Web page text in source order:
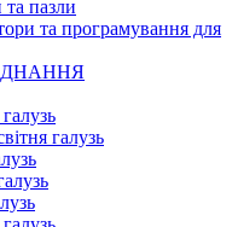
та пазли
та програмування для
галузь